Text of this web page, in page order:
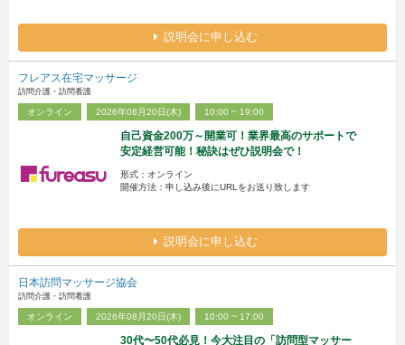
説明会に申し込む
フレアス在宅マッサージ
訪問介護・訪問看護
オンライン 2026年08月20日(木) 10:00 ~ 19:00
自己資金200万～開業可！業界最高のサポートで
安定経営可能！秘訣はぜひ説明会で！
形式：オンライン
開催方法：申し込み後にURLをお送り致します
説明会に申し込む
日本訪問マッサージ協会
訪問介護・訪問看護
オンライン 2026年08月20日(木) 10:00 ~ 17:00
30代〜50代必見！今大注目の「訪問型マッサー